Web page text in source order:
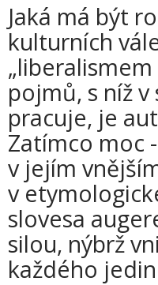
Jaká má být
kulturních
pojmů, s níž
pracuje, je
Zatímco moc
v jejím
v
slovesa
silou, nýbrž
každého